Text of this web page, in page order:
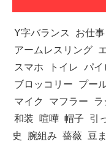
Y字バランス お仕事
アームレスリング
スマホ
トイレ パイ
ブロッコリー
プー
マイク
マフラー ラ
和装
喧嘩 帽子 引
史
腕組み 薔薇 豆
で紹
た